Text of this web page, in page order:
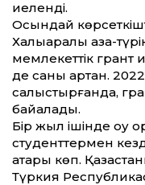
иеленді.
Осындай
Халықаралық қазақ-
мемлекет­тік грант
де саны артқан.
салыстырғанда,
байқалады.
Бір жыл ішінде
студент­термен
қатары көп.
Түркия